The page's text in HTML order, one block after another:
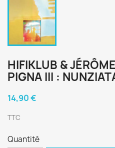
HIFIKLUB &
PIGNA III :
14,90 €
TTC
Quantité